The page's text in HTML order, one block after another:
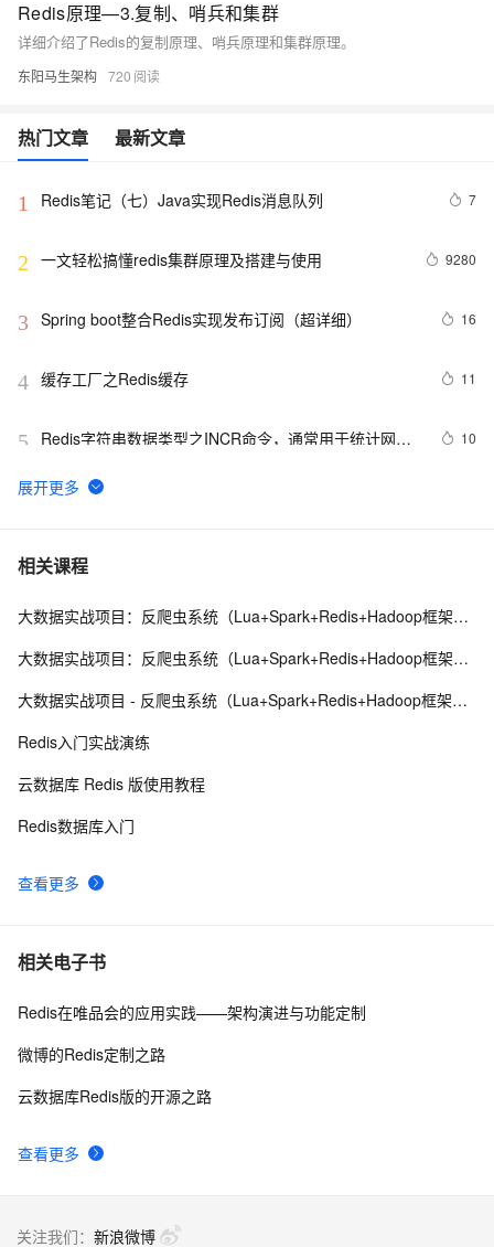
Redis原理—3.复制、哨兵和集群
详细介绍了Redis的复制原理、哨兵原理和集群原理。
东阳马生架构 720
热门文章 最新文章
1 Redis笔记（七）Java实现Redis消息队列 7
2 一文轻松搞懂redis集群原理及搭建与使用 9280
3 Spring boot整合Redis实现发布订阅（超详细） 16
4 缓存工厂之Redis缓存 11
5
Redis字符串数据类型之INCR命令，通常用于统计网站
10
6 Redis高并发场景下秒杀超卖解决
7 Redis命令——字符串(String)
8 云数据库 Redis清除数据的步骤
10Redis大Key解决方案
相关课程
查看更多
大数据实战项目：反爬虫系统（Lua+Spark+Redis+Hadoop框架搭建）第一阶段
大数据实战项目：反爬虫系统（Lua+Spark+Redis+Hadoop框架搭建）第二阶段
大数据实战项目 - 反爬虫系统（Lua+Spark+Redis+Hadoop框架搭建）第七阶段
Redis入门实战演练
云数据库 Redis 版使用教程
Redis数据库入门
相关电子书
查看更多
Redis在唯品会的应用实践——架构演进与功能定制
微博的Redis定制之路
云数据库Redis版的开源之路
关注我们： 新浪微博